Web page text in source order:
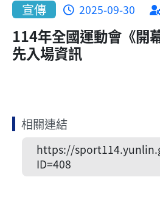
宣傳 2025-09-30
114年全國運動會《開
先入場資訊
相關連結
https://
ID=408